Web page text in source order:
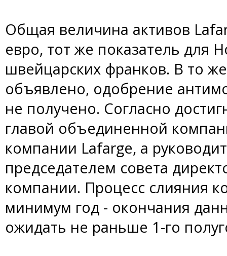
Общая величина активов
евро, тот же показатель для
швейцарских франков. В то
объявлено, одобрение
не получено. Согласно
главой объединенной
компании Lafarge, а
председателем совета
компании. Процесс слияния
минимум год - окончания
ожидать не раньше 1-го